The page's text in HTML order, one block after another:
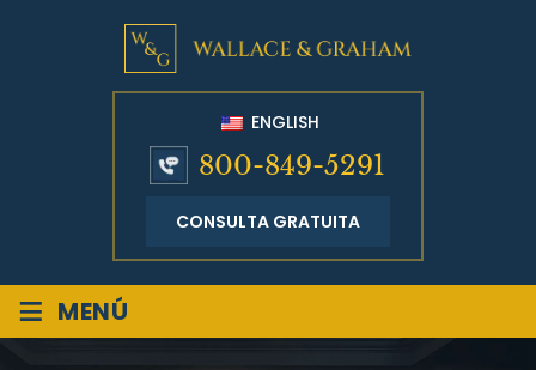
ENGLISH
800-849-5291
CONSULTA GRATUITA
≡ MENÚ